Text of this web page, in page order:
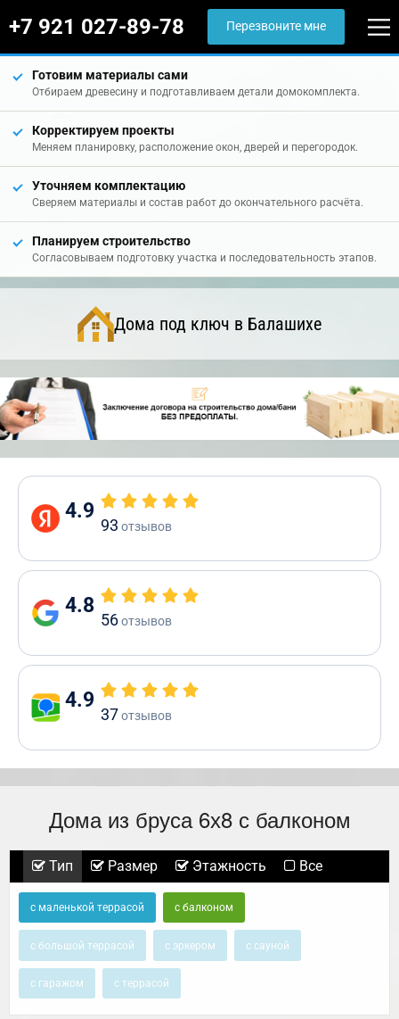
+7 921 027-89-78 Перезвоните мне
Готовим материалы сами
Отбираем древесину и подготавливаем детали домокомплекта.
Корректируем проекты
Меняем планировку, расположение окон, дверей и перегородок.
Уточняем комплектацию
Сверяем материалы и состав работ до окончательного расчёта.
Планируем строительство
Согласовываем подготовку участка и последовательность этапов.
Дома под ключ в Балашихе
4.9
93 отзывов
4.8
56отзывов
4.9
37отзывов
Дома из бруса 6х8 с балконом
Тип Размер Этажность Все
с маленькой террасой с балконом
с большой террасой с эркером с сауной
с гаражом с террасой